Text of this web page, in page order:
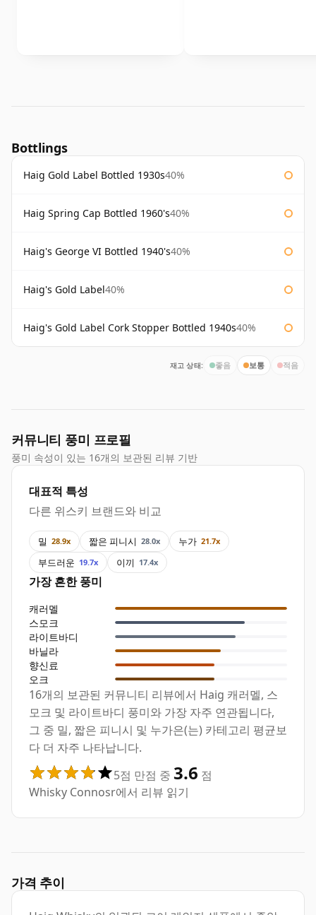
Bottlings
Haig Gold Label Bottled 1930s40%
Haig Spring Cap Bottled 1960's40%
Haig's George VI Bottled 1940's40%
Haig's Gold Label40%
Haig's Gold Label Cork Stopper Bottled 1940s40%
재고 상태: 좋음 보통 적음
커뮤니티 풍미 프로필
풍미 속성이 있는 16개의 보관된 리뷰 기반
대표적 특성
다른 위스키 브랜드와 비교
밀 28.9x 짧은 피니시 28.0x 누가 21.7x
부드러운 19.7x 이끼 17.4x
가장 흔한 풍미
캐러멜
스모크
라이트바디
바닐라
향신료
오크
16개의 보관된 커뮤니티 리뷰에서 Haig 캐러멜, 스
모크 및 라이트바디 풍미와 가장 자주 연관됩니다,
그 중 밀, 짧은 피니시 및 누가은(는) 카테고리 평균보
다 더 자주 나타납니다.
5점 만점 중 3.6 점
Whisky Connosr에서 리뷰 읽기
가격 추이